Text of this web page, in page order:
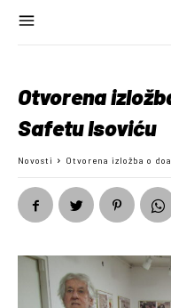
Otvorena
Safetu Isoviću
Novosti Otvorena izložba o